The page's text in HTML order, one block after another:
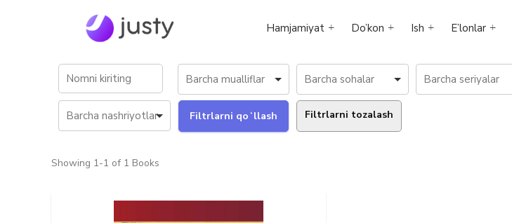
Hamjamiyat Do’kon Ish E’lonlar
Filtrlarni tozalash
Showing 1-1 of 1 Books